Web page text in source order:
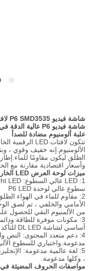
شاشة فيديو P6 SMD3535 لافتات LED رقمية خارجية مع علبة ألومنيوم
علبة ألومنيوم مضادة للصدأ
الألومنيوم.إنه خفيف وقوي ،
الطلق ليكون مقاومًا
وأسعار اقتصادية مقارنة مع
ميزات لوحة العرض LED الخارجية:
سطوع عالي لوحدة P6 LED
2: مقاوم للماء في الهواء
الأمامي والخلفي ، تم لصق
من الألمنيوم النقي
3: مكونات موفرة للطاقة
أساسي لشاشة DL LED للتأكد من الجودة الفائقة.
4: دعم متعدد المحتوى: النص
مدعومة.واختياري للسطوع
5: لغة عالمية مدعومة:
، وكلها مدعومة.
مواصفات الحروف المضيئة في